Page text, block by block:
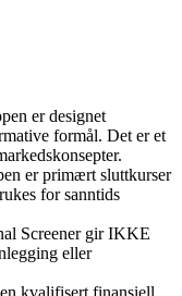
er designet
formål. Det er et
er primært sluttkurser
for sanntids
Screener gir IKKE
eller